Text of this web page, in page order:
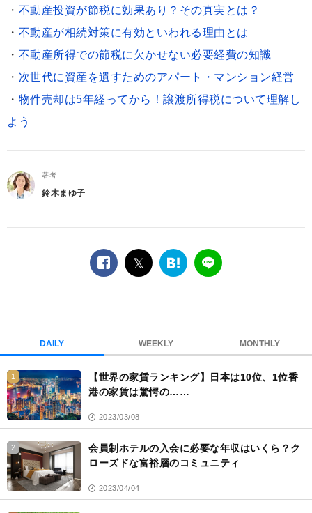
・ 不動産投資が節税に効果あり？その真実とは？
・ 不動産が相続対策に有効といわれる理由とは
・ 不動産所得での節税に欠かせない必要経費の知識
・ 次世代に資産を遺すためのアパート・マンション経営
・ 物件売却は5年経ってから！譲渡所得税について理解し
よう
著者
鈴木まゆ子
facebook
twitterは
ク
マ
ク
LINE
DAILY WEEKLY MONTHLY
1
【世界の家賃ランキング】日本は10位、1位香
港の家賃は驚愕の……
2023/03/08
2
会員制ホテルの入会に必要な年収はいくら？ク
ローズドな富裕層のコミュニティ
2023/04/04